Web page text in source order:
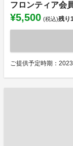
フロンティア会
¥5,500 (税込)残り
ご提供予定時期：